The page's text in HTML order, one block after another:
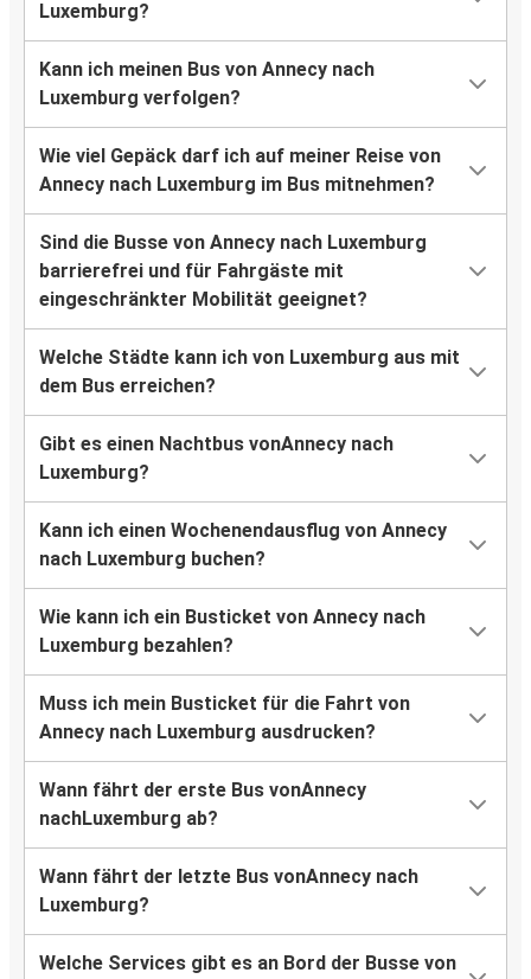
Luxemburg?
Kann ich meinen Bus von Annecy nach
Luxemburg verfolgen?
Wie viel Gepäck darf ich auf meiner Reise von
Annecy nach Luxemburg im Bus mitnehmen?
Sind die Busse von Annecy nach Luxemburg
barrierefrei und für Fahrgäste mit
eingeschränkter Mobilität geeignet?
Welche Städte kann ich von Luxemburg aus mit
dem Bus erreichen?
Gibt es einen Nachtbus vonAnnecy nach
Luxemburg?
Kann ich einen Wochenendausflug von Annecy
nach Luxemburg buchen?
Wie kann ich ein Busticket von Annecy nach
Luxemburg bezahlen?
Muss ich mein Busticket für die Fahrt von
Annecy nach Luxemburg ausdrucken?
Wann fährt der erste Bus vonAnnecy
nachLuxemburg ab?
Wann fährt der letzte Bus vonAnnecy nach
Luxemburg?
Welche Services gibt es an Bord der Busse von